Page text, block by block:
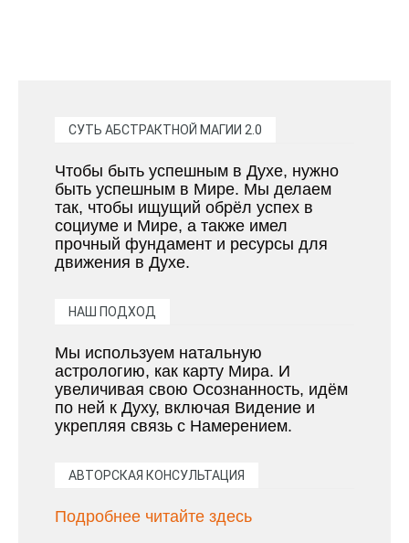
СУТЬ АБСТРАКТНОЙ МАГИИ 2.0
Чтобы быть успешным в Духе, нужно
быть успешным в Мире. Мы делаем
так, чтобы ищущий обрёл успех в
социуме и Мире, а также имел
прочный фундамент и ресурсы для
движения в Духе.
НАШ ПОДХОД
Мы используем натальную
астрологию, как карту Мира. И
увеличивая свою Осознанность, идём
по ней к Духу, включая Видение и
укрепляя связь с Намерением.
АВТОРСКАЯ КОНСУЛЬТАЦИЯ
Подробнее читайте здесь